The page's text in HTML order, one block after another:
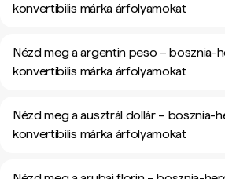
konvertibilis márka árfolyamokat
Nézd meg a argentin peso – bosznia-
konvertibilis márka árfolyamokat
Nézd meg a ausztrál dollár – bosznia-
konvertibilis márka árfolyamokat